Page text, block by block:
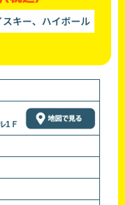
キー、ハイボール
1Ｆ